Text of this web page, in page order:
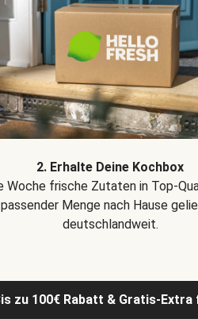
2. Erhalte Deine Kochbox
Woche frische Zutaten in Top-
Menge nach Hause
deutschlandweit.
zu 100€ Rabatt & Gratis-